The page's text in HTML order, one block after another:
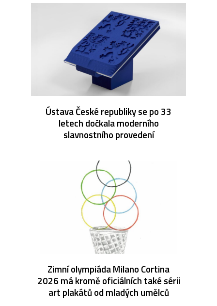
Ústava České republiky se po 33
letech dočkala moderního
slavnostního provedení
Zimní olympiáda Milano Cortina
2026 má kromě oficiálních také sérii
art plakátů od mladých umělců